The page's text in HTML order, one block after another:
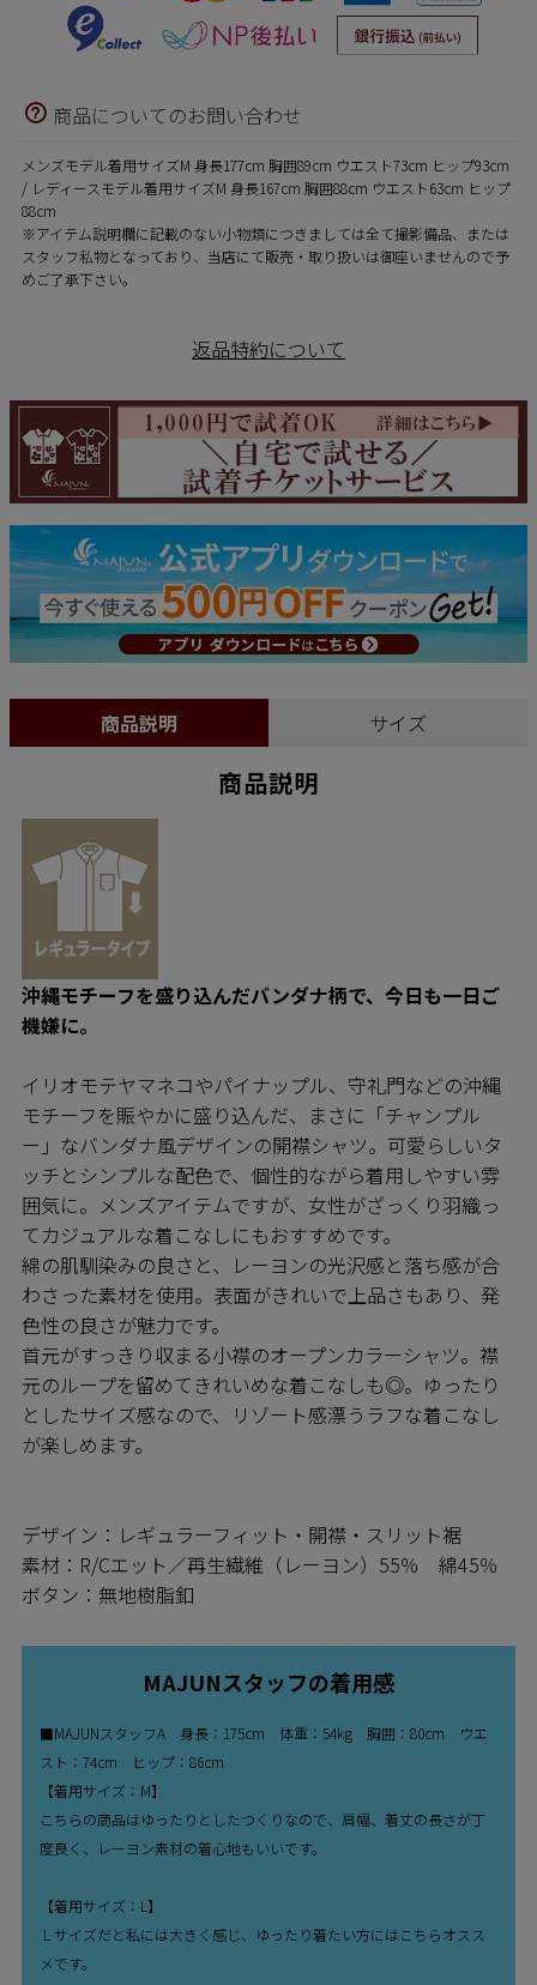
商品についてのお問い合わせ
メンズモデル着用サイズM 身長177cm 胸囲89cm ウエスト73cm ヒップ93cm
/ レディースモデル着用サイズM 身長167cm 胸囲88cm ウエスト63cm ヒップ
88cm
※アイテム説明欄に記載のない小物類につきましては全て撮影備品、または
スタッフ私物となっており、当店にて販売・取り扱いは御座いませんので予
めご了承下さい。
返品特約について
商品説明 サイズ
商品説明
沖縄モチーフを盛り込んだバンダナ柄で、今日も一日ご
機嫌に。
イリオモテヤマネコやパイナップル、守礼門などの沖縄
モチーフを賑やかに盛り込んだ、まさに「チャンプル
ー」なバンダナ風デザインの開襟シャツ。可愛らしいタ
ッチとシンプルな配色で、個性的ながら着用しやすい雰
囲気に。メンズアイテムですが、女性がざっくり羽織っ
てカジュアルな着こなしにもおすすめです。
綿の肌馴染みの良さと、レーヨンの光沢感と落ち感が合
わさった素材を使用。表面がきれいで上品さもあり、発
色性の良さが魅力です。
首元がすっきり収まる小襟のオープンカラーシャツ。襟
元のループを留めてきれいめな着こなしも◎。ゆったり
としたサイズ感なので、リゾート感漂うラフな着こなし
が楽しめます。
デザイン：レギュラーフィット・開襟・スリット裾
素材：R/Cエット／再生繊維（レーヨン）55％ 綿45％
ボタン：無地樹脂釦
MAJUNスタッフの着用感
■MAJUNスタッフA 身長：175cm 体重：54kg 胸囲：80cm ウエ
スト：74cm ヒップ：86cm
【着用サイズ：M】
こちらの商品はゆったりとしたつくりなので、肩幅、着丈の長さが丁
度良く、レーヨン素材の着心地もいいです。
【着用サイズ：L】
Ｌサイズだと私には大きく感じ、ゆったり着たい方にはこちらオスス
メです。